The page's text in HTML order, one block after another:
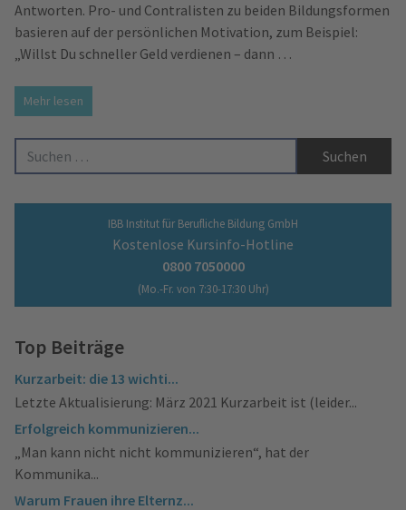
Antworten. Pro- und Contralisten zu beiden Bildungsformen
basieren auf der persönlichen Motivation, zum Beispiel:
„Willst Du schneller Geld verdienen – dann …
Mehr lesen
Suche nach:
IBB Institut für Berufliche Bildung GmbH
Kostenlose Kursinfo-Hotline
0800 7050000
(Mo.-Fr. von 7:30-17:30 Uhr)
Top Beiträge
Kurzarbeit: die 13 wichti...
Letzte Aktualisierung: März 2021 Kurzarbeit ist (leider...
Erfolgreich kommunizieren...
„Man kann nicht nicht kommunizieren“, hat der
Kommunika...
Warum Frauen ihre Elternz...